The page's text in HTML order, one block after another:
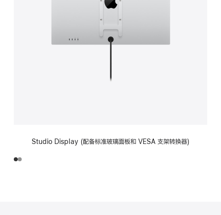
Studio Display (配备标准玻璃面板和 VESA 支架转换器)